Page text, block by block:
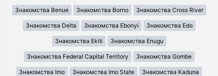
Знакомства Benue Знакомства Borno Знакомства Cross River
Знакомства Delta Знакомства Ebonyi Знакомства Edo
Знакомства Ekiti Знакомства Enugu
Знакомства Federal Capital Territory Знакомства Gombe
Знакомства Imo Знакомства Imo State Знакомства Kaduna